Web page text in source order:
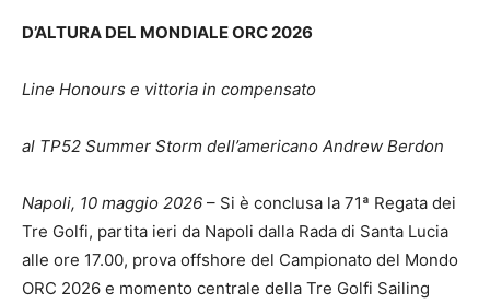
D’ALTURA DEL MONDIALE ORC 2026
Line Honours e vittoria in compensato
al TP52 Summer Storm dell’americano Andrew Berdon
Napoli, 10 maggio 2026 – Si è conclusa la 71ª Regata dei
Tre Golfi, partita ieri da Napoli dalla Rada di Santa Lucia
alle ore 17.00, prova offshore del Campionato del Mondo
ORC 2026 e momento centrale della Tre Golfi Sailing